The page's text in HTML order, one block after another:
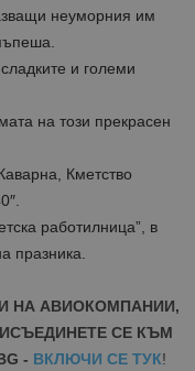
неуморния им
и големи
на този прекрасен
Кметство
работилница”, в
празника.
НА АВИОКОМПАНИИ,
СЕ КЪМ
- ВКЛЮЧИ СЕ ТУК!